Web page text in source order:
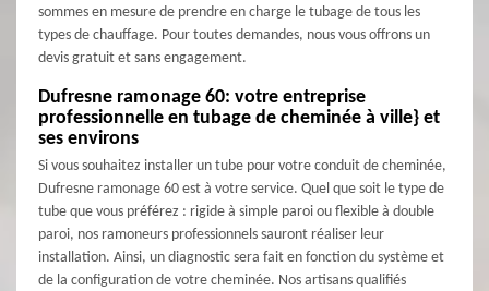
sommes en mesure de prendre en charge le tubage de tous les
types de chauffage. Pour toutes demandes, nous vous offrons un
devis gratuit et sans engagement.
Dufresne ramonage 60: votre entreprise
professionnelle en tubage de cheminée à ville} et
ses environs
Si vous souhaitez installer un tube pour votre conduit de cheminée,
Dufresne ramonage 60 est à votre service. Quel que soit le type de
tube que vous préférez : rigide à simple paroi ou flexible à double
paroi, nos ramoneurs professionnels sauront réaliser leur
installation. Ainsi, un diagnostic sera fait en fonction du système et
de la configuration de votre cheminée. Nos artisans qualifiés